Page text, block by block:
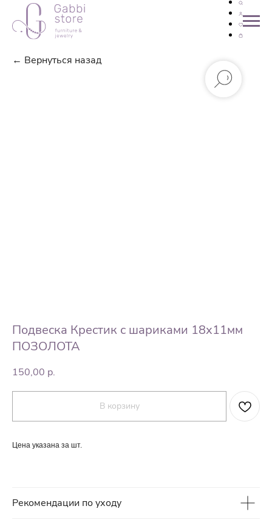
← Вернуться назад
Подвеска Крестик с шариками 18х11мм
ПОЗОЛОТА
150,00 р.
В корзину
Цена указана за шт.
Рекомендации по уходу